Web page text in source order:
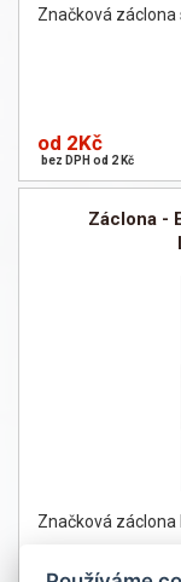
Značková
od 2Kč
bez DPH od 2 Kč
Záclona -
Značková